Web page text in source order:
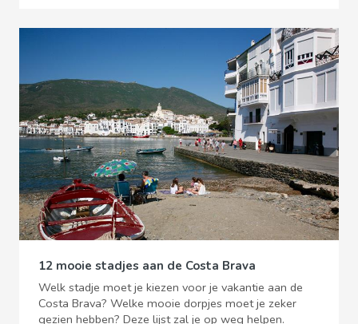
12 mooie stadjes aan de Costa Brava
Welk stadje moet je kiezen voor je vakantie aan de
Costa Brava? Welke mooie dorpjes moet je zeker
gezien hebben? Deze lijst zal je op weg helpen.